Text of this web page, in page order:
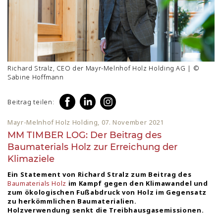
Richard Stralz, CEO der Mayr-Melnhof Holz Holding AG | ©
Sabine Hoffmann
Beitrag teilen:
Mayr-Melnhof Holz Holding, 07. November 2021
MM TIMBER LOG: Der Beitrag des
Baumaterials Holz zur Erreichung der
Klimaziele
Ein Statement von Richard Stralz zum Beitrag des
Baumaterials Holz im Kampf gegen den Klimawandel und
zum ökologischen Fußabdruck von Holz im Gegensatz
zu herkömmlichen Baumaterialien.
Holzverwendung senkt die Treibhausgasemissionen.